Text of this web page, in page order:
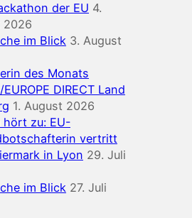
der EU 4.
2026
im Blick 3. August
des Monats
DIRECT Land
1. August 2026
hört zu: EU-
vertritt
in Lyon 29. Juli
im Blick 27. Juli